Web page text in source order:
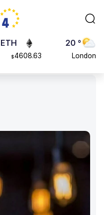
ADA
0.868816
ETH
$4608.63
20 °
London
Rome
23 °
Madrid